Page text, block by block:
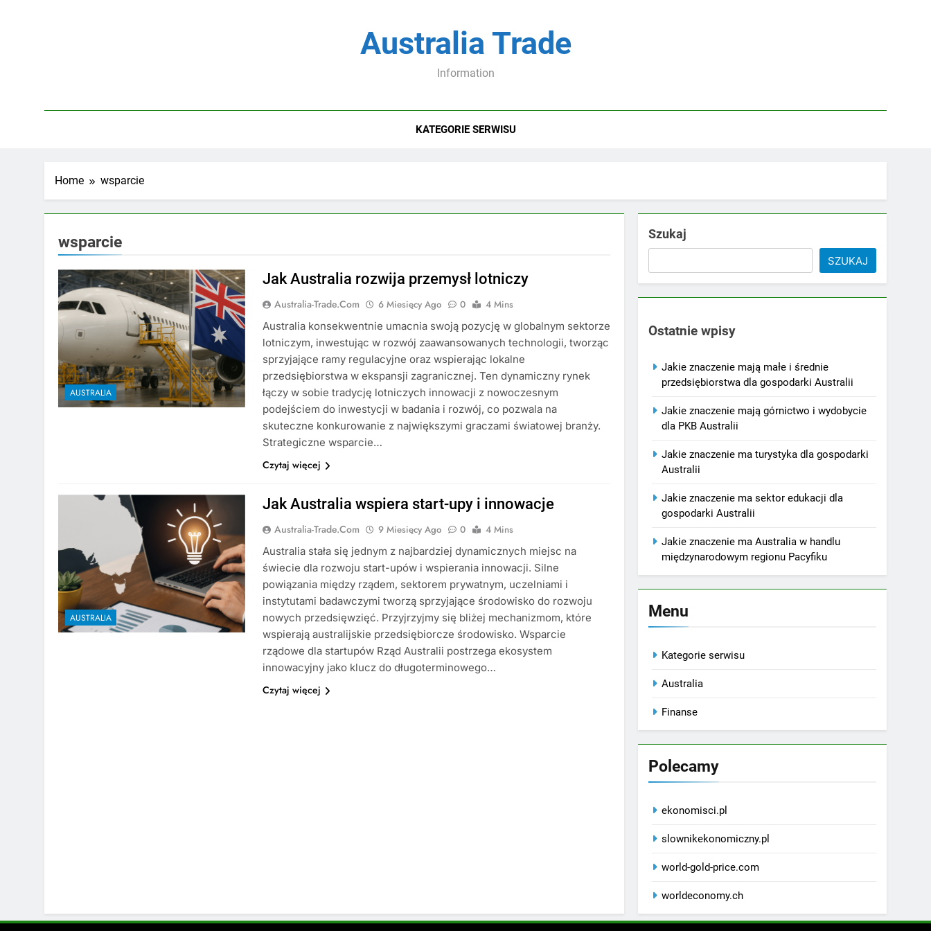
Australia Trade
Information
KATEGORIE SERWISU
Home wsparcie
wsparcie
AUSTRALIA
Jak Australia rozwija przemysł lotniczy
Australia-Trade.com 6 Miesięcy Ago 0
4 Mins
Australia konsekwentnie umacnia swoją pozycję w globalnym sektorze
lotniczym, inwestując w rozwój zaawansowanych technologii, tworząc
sprzyjające ramy regulacyjne oraz wspierając lokalne
przedsiębiorstwa w ekspansji zagranicznej. Ten dynamiczny rynek
łączy w sobie tradycję lotniczych innowacji z nowoczesnym
podejściem do inwestycji w badania i rozwój, co pozwala na
skuteczne konkurowanie z największymi graczami światowej branży.
Strategiczne wsparcie…
Czytaj więcej
AUSTRALIA
Jak Australia wspiera start-upy i innowacje
Australia-Trade.com 9 Miesięcy Ago 0
4 Mins
Australia stała się jednym z najbardziej dynamicznych miejsc na
świecie dla rozwoju start-upów i wspierania innowacji. Silne
powiązania między rządem, sektorem prywatnym, uczelniami i
instytutami badawczymi tworzą sprzyjające środowisko do rozwoju
nowych przedsięwzięć. Przyjrzyjmy się bliżej mechanizmom, które
wspierają australijskie przedsiębiorcze środowisko. Wsparcie
rządowe dla startupów Rząd Australii postrzega ekosystem
innowacyjny jako klucz do długoterminowego…
Czytaj więcej
Szukaj
SZUKAJ
Ostatnie wpisy
Jakie znaczenie mają małe i średnie
przedsiębiorstwa dla gospodarki Australii
Jakie znaczenie mają górnictwo i wydobycie
dla PKB Australii
Jakie znaczenie ma turystyka dla gospodarki
Australii
Jakie znaczenie ma sektor edukacji dla
gospodarki Australii
Jakie znaczenie ma Australia w handlu
międzynarodowym regionu Pacyfiku
Menu
Kategorie serwisu
Australia
Finanse
Polecamy
ekonomisci.pl
slownikekonomiczny.pl
world-gold-price.com
worldeconomy.ch